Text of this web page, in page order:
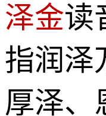
泽金读
指润泽
厚泽、